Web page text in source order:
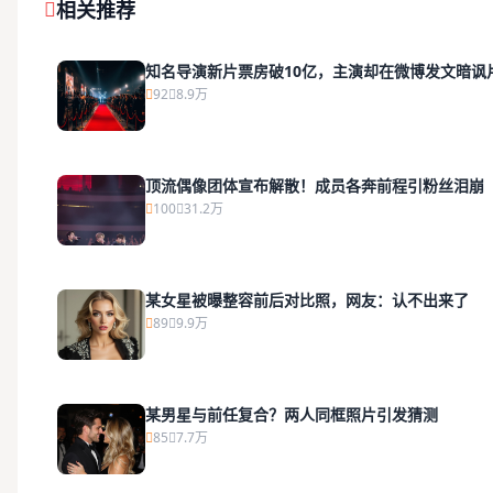
相关推荐
知名导演新片票房破10亿，主演却在微博发文暗讽
92 8.9万
顶流偶像团体宣布解散！成员各奔前程引粉丝泪崩
100 31.2万
某女星被曝整容前后对比照，网友：认不出来了
89 9.9万
某男星与前任复合？两人同框照片引发猜测
85 7.7万